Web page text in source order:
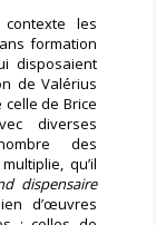
les
formation
disposaient
de Valérius
de Brice
diverses
des
qu’il
dispensaire
d’œuvres